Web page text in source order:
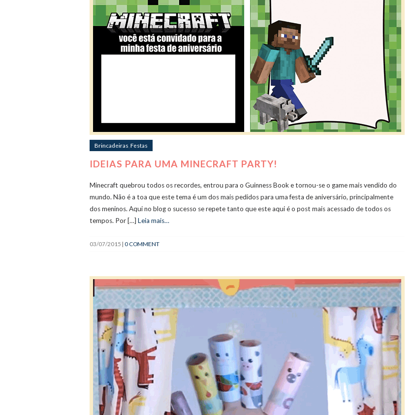
Brincadeiras Festas
IDEIAS PARA UMA MINECRAFT PARTY!
Minecraft quebrou todos os recordes, entrou para o Guinness Book e tornou-se o game mais vendido do
mundo. Não é a toa que este tema é um dos mais pedidos para uma festa de aniversário, principalmente
dos meninos. Aqui no blog o sucesso se repete tanto que este aqui é o post mais acessado de todos os
tempos. Por […] Leia mais…
03/07/2015 | 0 COMMENT